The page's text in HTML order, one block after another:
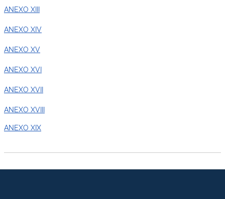
ANEXO XIII
ANEXO XIV
ANEXO XV
ANEXO XVI
ANEXO XVII
ANEXO XVIII
ANEXO XIX